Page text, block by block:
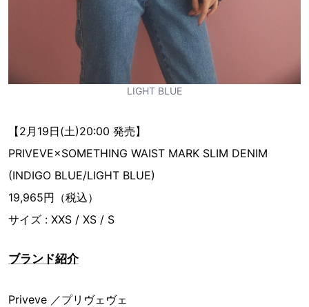
LIGHT BLUE
【2月19日(土)20:00 発売】
PRIVEVE×SOMETHING WAIST MARK SLIM DENIM
(INDIGO BLUE/LIGHT BLUE)
19,965円（税込）
サイズ : XXS / XS / S
ブランド紹介
Priveve ／プリヴェヴェ